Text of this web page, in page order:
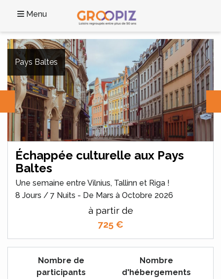
Menu
Pays Baltes
Échappée culturelle aux Pays
Baltes
Une semaine entre Vilnius, Tallinn et Riga !
8 Jours / 7 Nuits - De Mars à Octobre 2026
à partir de
725 €
Nombre de
participants
Nombre
d'hébergements